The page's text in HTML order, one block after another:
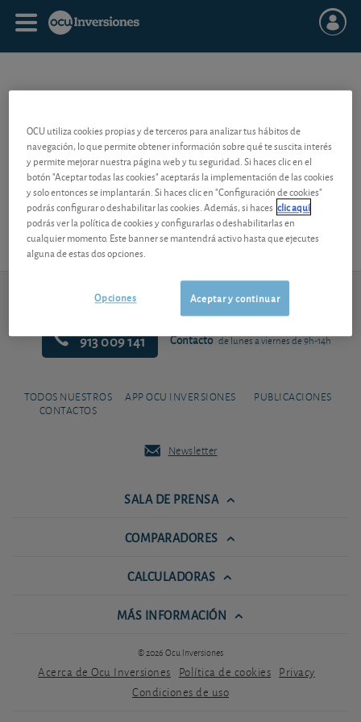
including by framing or similar means, is prohibited without the
prior written consent of LSEG. LSEG is not liable for any errors or
delays in LSEG content, or for any actions taken in reliance on such
content. LSEG’s logo is a trademark of LSEG and its affiliated
companies.lseg.com
LSEG disclaimer
913 009 141 Contacto de lunes a viernes de 9h-14h
TODOS NUESTROS
CONTACTOS
APP OCU INVERSIONES PUBLICACIONES
Newsletter
SALA DE PRENSA
COMPARADORES
CALCULADORAS
MÁS INFORMACIÓN
© 2026 Ocu Inversiones
Acerca de Ocu Inversiones Política de cookies Privacy
Condiciones de uso
OCU utiliza cookies propias y de terceros para analizar tus hábitos de
navegación, lo que permite obtener información sobre qué te suscita interés
y permite mejorar nuestra página web y tu seguridad. Si haces clic en el
botón "Aceptar todas las cookies" aceptarás la implementación de las cookies
y solo entonces se implantarán. Si haces clic en "Configuración de cookies"
podrás configurar o deshabilitar las cookies. Además, si haces clic aquí
podrás ver la política de cookies y configurarlas o deshabilitarlas en
cualquier momento. Este banner se mantendrá activo hasta que ejecutes
alguna de estas dos opciones.
Aceptar y continuar
Opciones